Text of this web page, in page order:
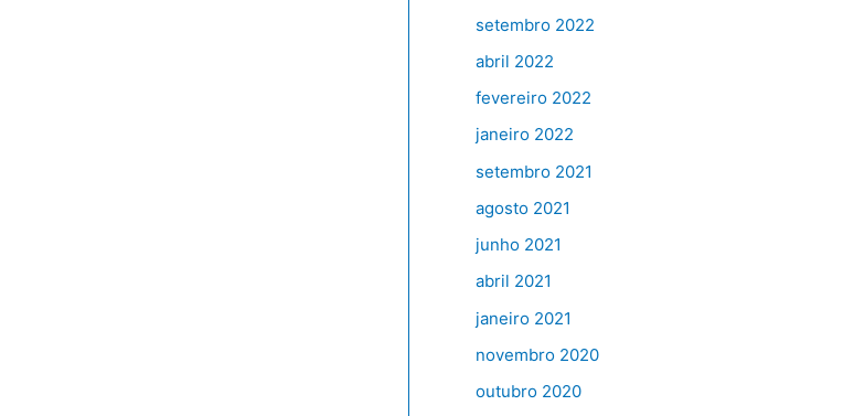
setembro 2022
abril 2022
fevereiro 2022
janeiro 2022
setembro 2021
agosto 2021
junho 2021
abril 2021
janeiro 2021
novembro 2020
outubro 2020